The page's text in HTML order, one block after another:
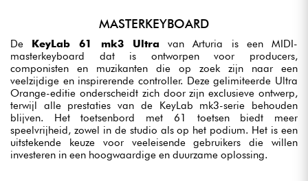
MASTERKEYBOARD
De KeyLab 61 mk3 Ultra van Arturia is een MIDI-
masterkeyboard dat is ontworpen voor producers,
componisten en muzikanten die op zoek zijn naar een
veelzijdige en inspirerende controller. Deze gelimiteerde Ultra
Orange-editie onderscheidt zich door zijn exclusieve ontwerp,
terwijl alle prestaties van de KeyLab mk3-serie behouden
blijven. Het toetsenbord met 61 toetsen biedt meer
speelvrijheid, zowel in de studio als op het podium. Het is een
uitstekende keuze voor veeleisende gebruikers die willen
investeren in een hoogwaardige en duurzame oplossing.